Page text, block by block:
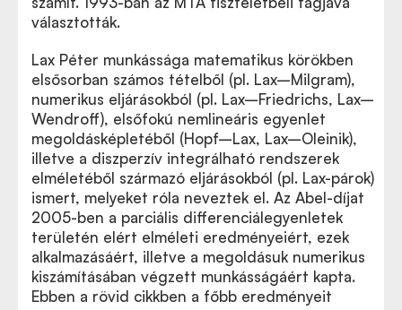
választották.
Lax Péter munkássága matematikus körökben
elsősorban számos tételből (pl. Lax–Milgram),
numerikus eljárásokból (pl. Lax–Friedrichs, Lax–
Wendroff), elsőfokú nemlineáris egyenlet
megoldásképletéből (Hopf–Lax, Lax–Oleinik),
illetve a diszperzív integrálható rendszerek
elméletéből származó eljárásokból (pl. Lax-párok)
ismert, melyeket róla neveztek el. Az Abel-díjat
2005-ben a parciális differenciálegyenletek
területén elért elméleti eredményeiért, ezek
alkalmazásáért, illetve a megoldásuk numerikus
kiszámításában végzett munkásságáért kapta.
Ebben a rövid cikkben a főbb eredményeit